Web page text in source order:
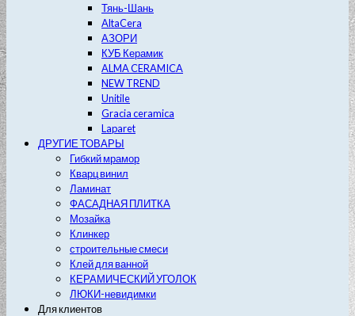
Тянь-Шань
AltaCera
АЗОРИ
КУБ Керамик
ALMA CERAMICA
NEW TREND
Unitile
Gracia ceramica
Laparet
ДРУГИЕ ТОВАРЫ
Гибкий мрамор
Кварц винил
Ламинат
ФАСАДНАЯ ПЛИТКА
Мозайка
Клинкер
строительные смеси
Клей для ванной
КЕРАМИЧЕСКИЙ УГОЛОК
ЛЮКИ-невидимки
Для клиентов